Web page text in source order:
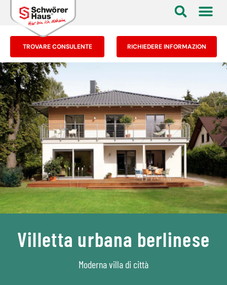
TROVARE CONSULENTE RICHIEDERE INFORMAZION
Villetta urbana berlinese
Moderna villa di città